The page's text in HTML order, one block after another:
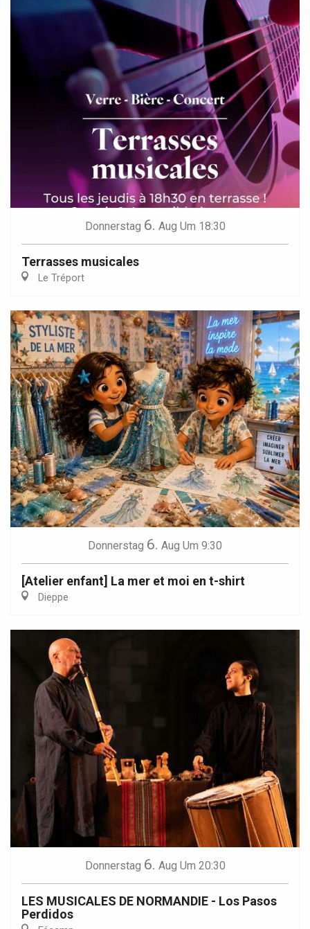
Donnerstag 6. Aug Um 18:30
Terrasses musicales
Le Tréport
Donnerstag 6. Aug Um 9:30
[Atelier enfant] La mer et moi en t-shirt
Dieppe
Donnerstag 6. Aug Um 20:30
LES MUSICALES DE NORMANDIE - Los Pasos
Perdidos